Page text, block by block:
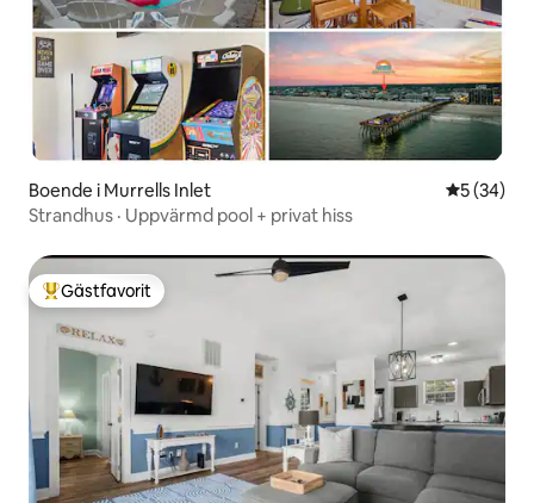
Boende i Murrells Inlet 5 av 5 i
5 (34)
Strandhus · Uppvärmd pool + privat hiss
Populär gästfavorit
Gästfavorit